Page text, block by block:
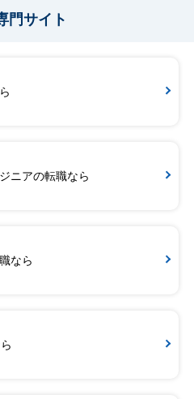
門サイト
ニアの転職なら
なら